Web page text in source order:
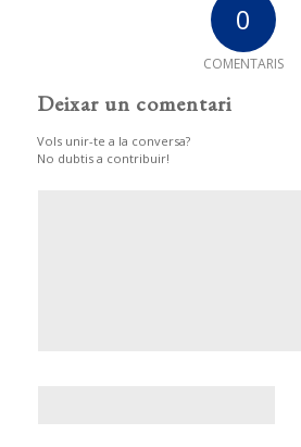
0
COMENTARIS
Deixar un comentari
Vols unir-te a la conversa?
No dubtis a contribuir!